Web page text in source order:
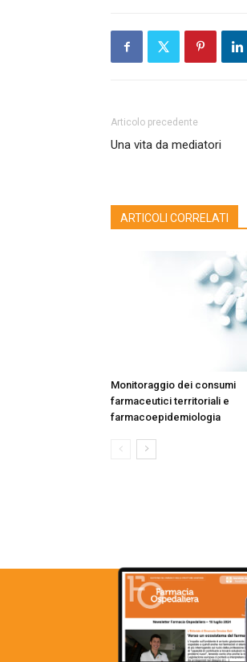
Articolo precedente
Una vita da mediatori
ARTICOLI CORRELATI
Monitoraggio dei consumi
farmaceutici territoriali e
farmacoepidemiologia